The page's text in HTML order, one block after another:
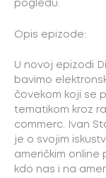
pogledu.
Opis epizode:
U novoj epizodi
bavimo
čovekom koji se
tematikom kroz
commerc. Ivan
je o svojim
američkim online
kdo nas i na